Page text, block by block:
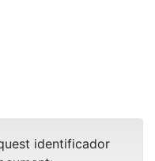
identificador